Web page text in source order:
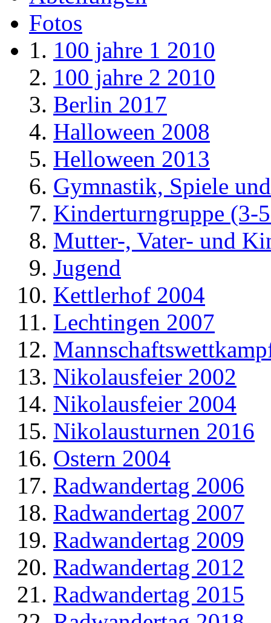
Fotos
100 jahre 1 2010
100 jahre 2 2010
Berlin 2017
Halloween 2008
Helloween 2013
Gymnastik, Spiele
Kinderturngruppe (3-
Mutter-, Vater- und
Jugend
Kettlerhof 2004
Lechtingen 2007
Nikolausfeier 2002
Nikolausfeier 2004
Nikolausturnen 2016
Ostern 2004
Radwandertag 2006
Radwandertag 2007
Radwandertag 2009
Radwandertag 2012
Radwandertag 2015